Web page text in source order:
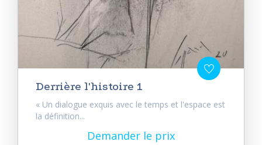
Derrière l'histoire 1
« Un dialogue exquis avec le temps et l'espace est
la définition...
Demander le prix